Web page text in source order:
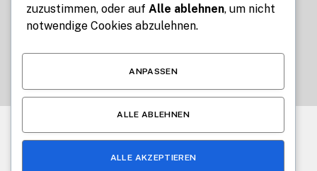
Zeit zwischen zwei Zeitpunkten berechnen
– Stunden, Tage und Wochen sofort
© 2026 Alle Rechte vorbehalten.Cologne Beauty
zuzustimmen, oder auf Alle ablehnen, um nicht
notwendige Cookies abzulehnen.
ANPASSEN
ALLE ABLEHNEN
ALLE AKZEPTIEREN